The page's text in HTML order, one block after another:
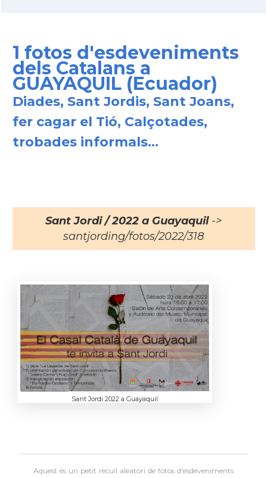
1 fotos d'esdeveniments
dels Catalans a
GUAYAQUIL (Ecuador)
Diades, Sant Jordis, Sant Joans,
fer cagar el Tió, Calçotades,
trobades informals...
Sant Jordi / 2022 a Guayaquil->
santjording/fotos/2022/318
Sant Jordi 2022 a Guayaquil
Aquest és un petit recull aleatori defotos d'esdeveniments